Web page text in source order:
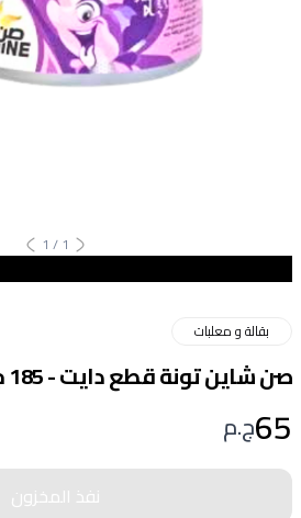
1
/
1
بقالة و معلبات
صن شاين تونة قطع دايت - 185 جرام
65ج.م
نفذ المخزون